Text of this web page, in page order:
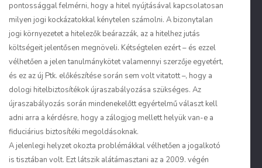
pontossággal felmérni, hogy a hitel nyújtásával kapcsolatosan
milyen jogi kockázatokkal kénytelen számolni. A bizonytalan
jogi környezetet a hitelezők beárazzák, az a hitelhez jutás
költségeit jelentősen megnöveli. Kétségtelen ezért – és ezzel
vélhetően a jelen tanulmánykötet valamennyi szerzője egyetért,
és ez az új Ptk. előkészítése során sem volt vitatott –, hogy a
dologi hitelbiztosítékok újraszabályozása szükséges. Az
újraszabályozás során mindenekelőtt egyértelmű választ kell
adni arra a kérdésre, hogy a zálogjog mellett helyük van-e a
fiduciárius biztosítéki megoldásoknak.
A jelenlegi helyzet okozta problémákkal vélhetően a jogalkotó
is tisztában volt. Ezt látszik alátámasztani az a 2009. végén